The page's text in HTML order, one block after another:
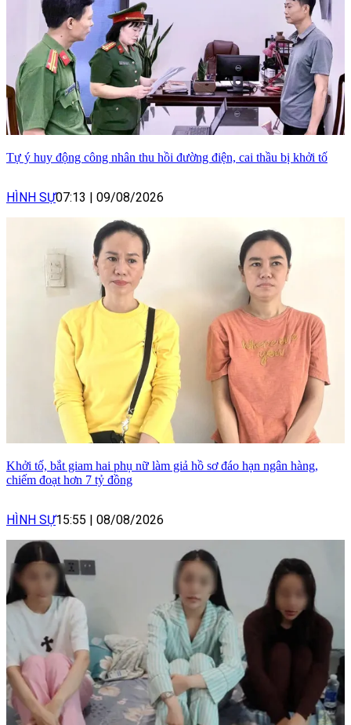
Tự ý huy động công nhân thu hồi đường điện, cai thầu bị khởi tố
HÌNH SỰ07:13 09/08/2026
Khởi tố, bắt giam hai phụ nữ làm giả hồ sơ đáo hạn ngân hàng,
chiếm đoạt hơn 7 tỷ đồng
HÌNH SỰ15:55 08/08/2026